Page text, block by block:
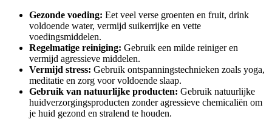
Gezonde voeding: Eet veel verse groenten en fruit, drink
voldoende water, vermijd suikerrijke en vette
voedingsmiddelen.
Regelmatige reiniging: Gebruik een milde reiniger en
vermijd agressieve middelen.
Vermijd stress: Gebruik ontspanningstechnieken zoals yoga,
meditatie en zorg voor voldoende slaap.
Gebruik van natuurlijke producten: Gebruik natuurlijke
huidverzorgingsproducten zonder agressieve chemicaliën om
je huid gezond en stralend te houden.